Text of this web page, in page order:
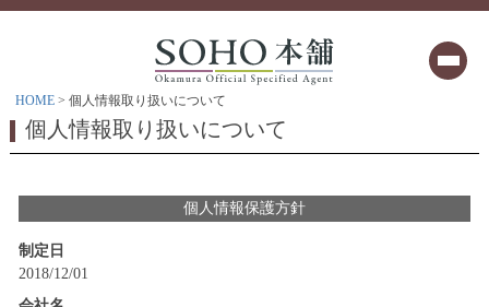
HOME 個人情報取り扱いについて
個人情報取り扱いについて
個人情報保護方針
制定日
2018/12/01